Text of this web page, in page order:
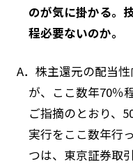
のが気に掛かる。
程必要ないのか。
A．株主還元の配当
が、ここ数年70％
ご指摘のとおり、
実行をここ数年行
つは、東京証券取